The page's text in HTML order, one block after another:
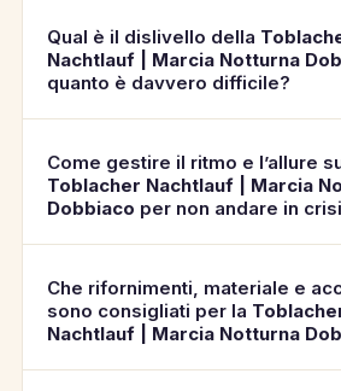
Qual è il dislivello della
Nachtlauf | Marcia Notturna
quanto è davvero difficile?
Come gestire il ritmo e l’allure
Toblacher Nachtlauf | Marcia
Dobbiaco per non andare in
Che rifornimenti, materiale e
sono consigliati per la
Nachtlauf | Marcia Notturna